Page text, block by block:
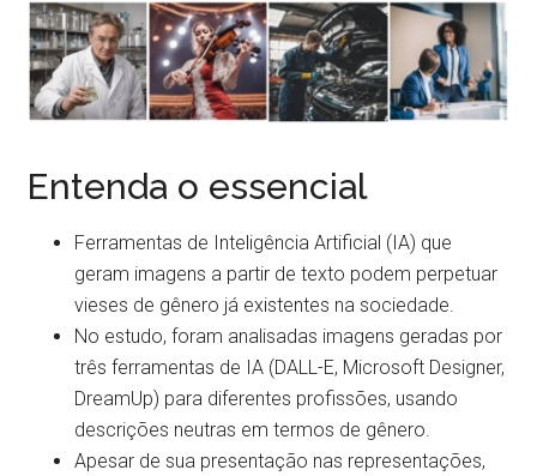
Entenda o essencial
Ferramentas de Inteligência Artificial (IA) que
geram imagens a partir de texto podem perpetuar
vieses de gênero já existentes na sociedade.
No estudo, foram analisadas imagens geradas por
três ferramentas de IA (DALL-E, Microsoft Designer,
DreamUp) para diferentes profissões, usando
descrições neutras em termos de gênero.
Apesar de sua presentação nas representações,